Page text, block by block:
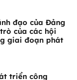
đạo của Đảng
của các hội
giai đoạn phát
triển công